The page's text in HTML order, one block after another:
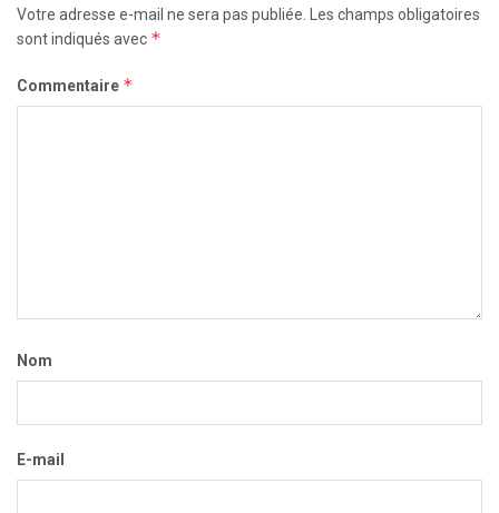
Votre adresse e-mail ne sera pas publiée.
Les champs obligatoires
sont indiqués avec *
Commentaire *
Nom
E-mail